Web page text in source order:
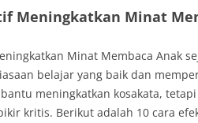
Meningkatkan Minat
Minat Membaca Anak
belajar yang baik dan
meningkatkan kosakata,
kritis. Berikut adalah 10 cara